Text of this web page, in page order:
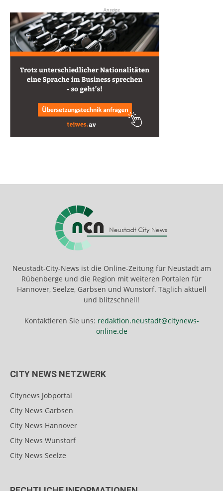
Anzeige
Neustadt-City-News ist die Online-Zeitung für Neustadt am
Rübenberge und die Region mit weiteren Portalen für
Hannover, Seelze, Garbsen und Wunstorf. Täglich aktuell
und blitzschnell!
Kontaktieren Sie uns: redaktion.neustadt@citynews-
online.de
CITY NEWS NETZWERK
Citynews Jobportal
City News Garbsen
City News Hannover
City News Wunstorf
City News Seelze